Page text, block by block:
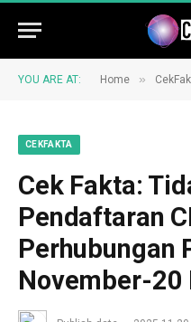
YOU ARE AT: Home »
CEKFAKTA
Cek Fakta:
Pendaftaran
Perhubungan
November-20